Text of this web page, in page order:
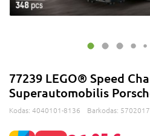
77239 LEGO® Speed
Superautomobilis
Kodas: 4040101-8136 Barkodas: